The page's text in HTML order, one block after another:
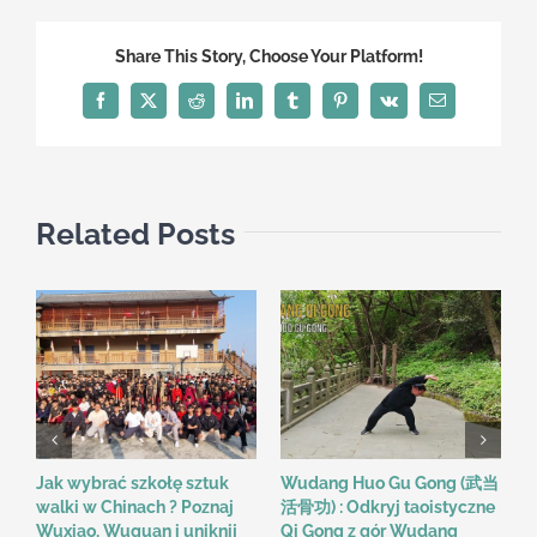
drogę
Share This Story, Choose Your Platform!
Facebook
X Reddit LinkedInTumblrPinterest
Vk Email
Related Posts
Jak wybrać szkołę sztuk
walki w Chinach ? Poznaj
Wuxiao, Wuguan i uniknij
Wudang Huo Gu Gong (武当
活骨功) : Odkryj taoistyczne
Qi Gong z gór Wudang